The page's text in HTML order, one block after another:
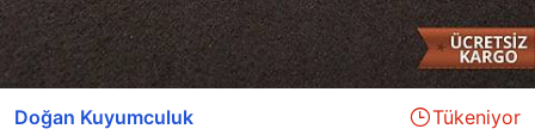
Doğan Kuyumculuk Tükeniyor